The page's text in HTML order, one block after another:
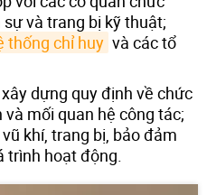
và trang bị kỹ thuật;
thống chỉ huy và các tổ
dựng quy định về chức
mối quan hệ công tác;
khí, trang bị, bảo đảm
trình hoạt động.